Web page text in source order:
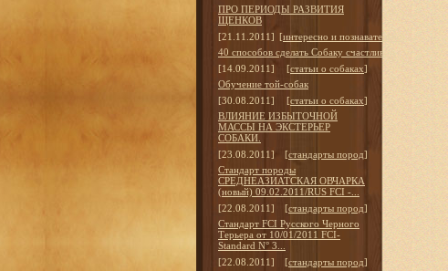
ПРО ПЕРИОДЫ РАЗВИТИЯ
ЩЕНКОВ
[21.11.2011] [интересно и познавательно
40 способов сделать Собаку счастливой
[14.09.2011]
[статьи о собаках]
Обучение той-собак
[30.08.2011]
[статьи о собаках]
ВЛИЯНИЕ ИЗБЫТОЧНОЙ
МАССЫ НА ЭКСТЕРЬЕР
СОБАКИ.
[23.08.2011]
[стандарты пород]
Стандарт породы
СРЕДНЕАЗИАТСКАЯ ОВЧАРКА
(новый) 09.02.2011/RUS FCI -...
[22.08.2011]
[стандарты пород]
Стандарт FCI Русского Черного
Терьера от 10/01/2011 FCI-
Standard N° 3...
[22.08.2011]
[стандарты пород]